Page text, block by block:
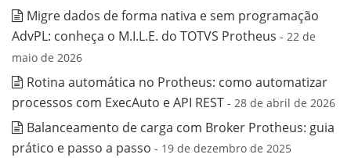
Migre dados de forma nativa e sem programação
AdvPL: conheça o M.I.L.E. do TOTVS Protheus - 22 de
maio de 2026
Rotina automática no Protheus: como automatizar
processos com ExecAuto e API REST - 28 de abril de 2026
Balanceamento de carga com Broker Protheus: guia
prático e passo a passo - 19 de dezembro de 2025